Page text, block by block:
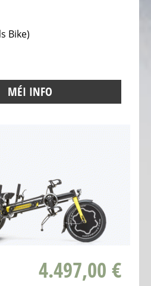
Bike)
MÉI INFO
4.497,00 €